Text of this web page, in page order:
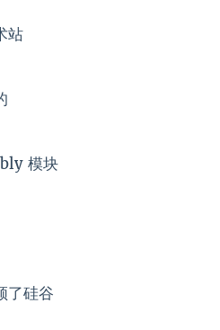
站
模块
了硅谷